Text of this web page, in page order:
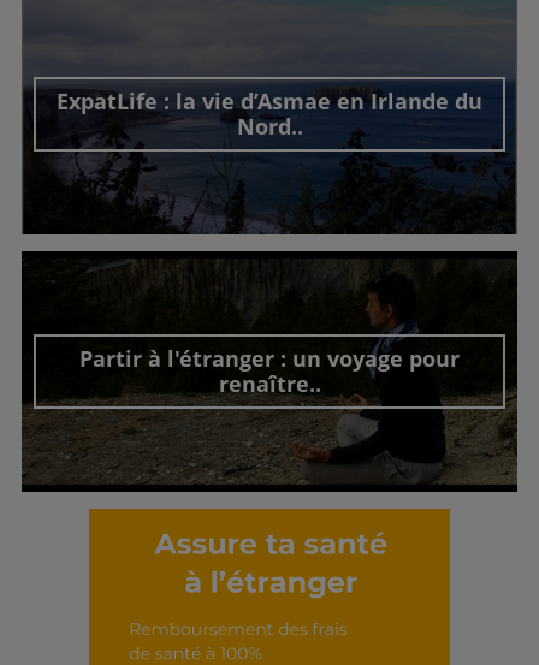
ExpatLife : la vie d’Asmae en Irlande du
Nord..
Découvrir cet interview
Partir à l'étranger : un voyage pour
renaître..
Découvrir cet interview